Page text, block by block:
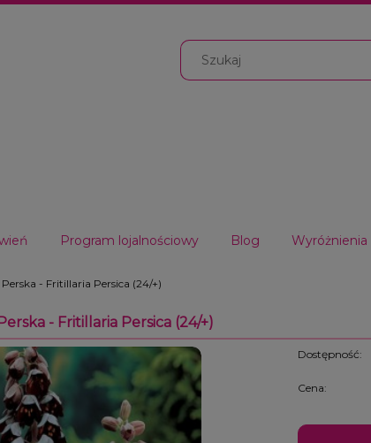
Program lojalnościowy Blog Wyróżnienia
- Fritillaria Persica (24/+)
- Fritillaria Persica (24/+)
Dostępność:
Cena: